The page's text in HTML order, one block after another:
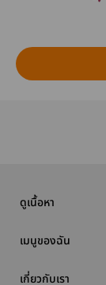
ดูเนื้อหา
เมนูของฉัน
เกี่ยวกับเรา